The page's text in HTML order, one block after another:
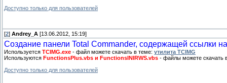
Доступно только для пользователей
[2] Andrey_A [13.06.2012, 15:19]
Создание панели Total Commander, содержащей ссылки
Используется TCIMG.exe - файл можете скачать в теме: утилита TCIMG
Используются FunctionsPlus.vbs и FunctionsINIRWS.vbs - файлы можете скачать
Доступно только для пользователей